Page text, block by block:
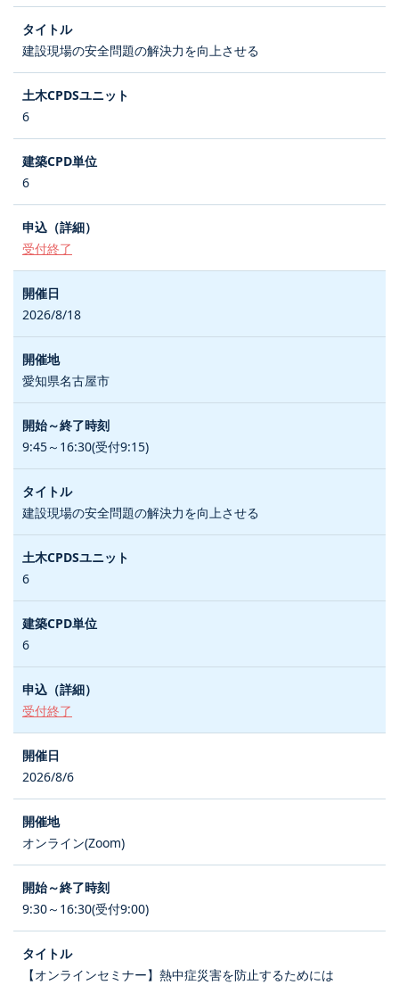
建設現場の安全問題の解決力を向上させる
6
6
受付終了
2026/8/18
愛知県名古屋市
9:45～16:30(受付9:15)
建設現場の安全問題の解決力を向上させる
6
6
受付終了
2026/8/6
オンライン(Zoom)
9:30～16:30(受付9:00)
【オンラインセミナー】熱中症災害を防止するためには